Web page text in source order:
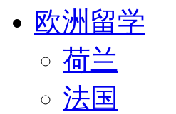
欧洲留学
荷兰
法国